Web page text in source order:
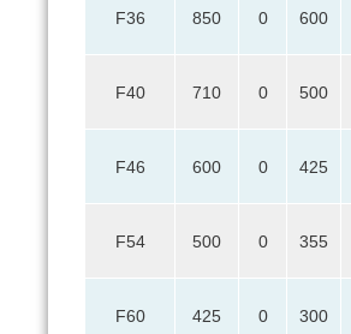
F36 850 0 600
F40 710 0 500
F46 600 0 425
F54 500 0 355
F60 425 0 300